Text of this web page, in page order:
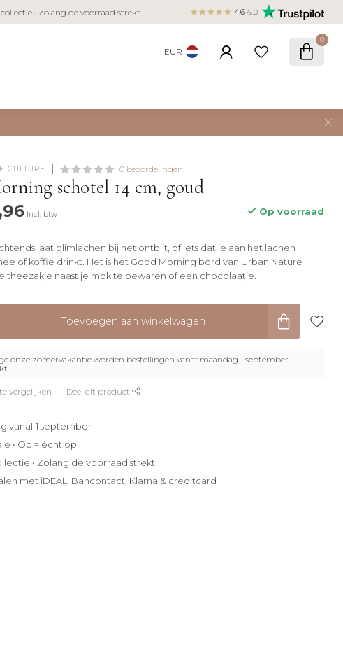
• Zolang de voorraad strekt Veilig betalen met iDEAL, Bancontact,
creditcard 4.6 /5.0
EUR
0
CULTURE 0 beoordelingen
schotel 14 cm, goud
Incl. btw Op voorraad
laat glimlachen bij het ontbijt, of iets dat je aan het lachen
of koffie drinkt. Het is het Good Morning bord van Urban Nature
theezakje naast je mok te bewaren of een chocolaatje.
Toevoegen aan winkelwagen
onze zomervakantie worden bestellingen vanaf maandag 1 september
vergelijken Deel dit product
vanaf 1 september
• Op = écht op
• Zolang de voorraad strekt
met iDEAL, Bancontact, Klarna & creditcard